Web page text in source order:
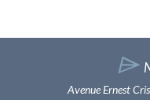
⌲
Avenue Ernest